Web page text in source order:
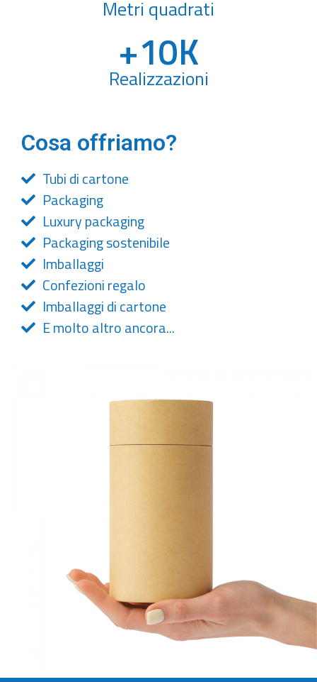
Metri quadrati
+10K
Realizzazioni
Cosa offriamo?
Tubi di cartone
Packaging
Luxury packaging
Packaging sostenibile
Imballaggi
Confezioni regalo
Imballaggi di cartone
E molto altro ancora...